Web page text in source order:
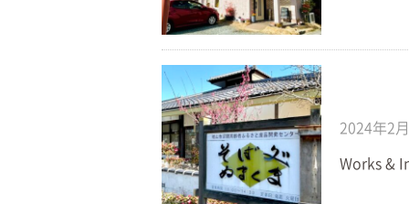
2024年2
Works &